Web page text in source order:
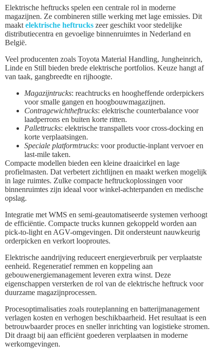
Elektrische heftrucks spelen een centrale rol in moderne
magazijnen. Ze combineren stille werking met lage emissies. Dit
maakt elektrische heftrucks zeer geschikt voor stedelijke
distributiecentra en gevoelige binnenruimtes in Nederland en
België.
Veel producenten zoals Toyota Material Handling, Jungheinrich,
Linde en Still bieden brede elektrische portfolios. Keuze hangt af
van taak, gangbreedte en rijhoogte.
Magazijntrucks: reachtrucks en hoogheffende orderpickers
voor smalle gangen en hoogbouwmagazijnen.
Contragewichtheftrucks: elektrische counterbalance voor
laadperrons en buiten korte ritten.
Pallettrucks: elektrische transpallets voor cross-docking en
korte verplaatsingen.
Speciale platformtrucks: voor productie-inplant vervoer en
last-mile taken.
Compacte modellen bieden een kleine draaicirkel en lage
profielmasten. Dat verbetert zichtlijnen en maakt werken mogelijk
in lage ruimtes. Zulke compacte heftruckoplossingen voor
binnenruimtes zijn ideaal voor winkel-achterpanden en medische
opslag.
Integratie met WMS en semi-geautomatiseerde systemen verhoogt
de efficiëntie. Compacte trucks kunnen gekoppeld worden aan
pick-to-light en AGV-omgevingen. Dit ondersteunt nauwkeurig
orderpicken en verkort looproutes.
Elektrische aandrijving reduceert energieverbruik per verplaatste
eenheid. Regeneratief remmen en koppeling aan
gebouwenergiemanagement leveren extra winst. Deze
eigenschappen versterken de rol van de elektrische heftruck voor
duurzame magazijnprocessen.
Procesoptimalisaties zoals routeplanning en batterijmanagement
verlagen kosten en verhogen beschikbaarheid. Het resultaat is een
betrouwbaarder proces en sneller inrichting van logistieke stromen.
Dit draagt bij aan efficiënt goederen verplaatsen in moderne
werkomgevingen.